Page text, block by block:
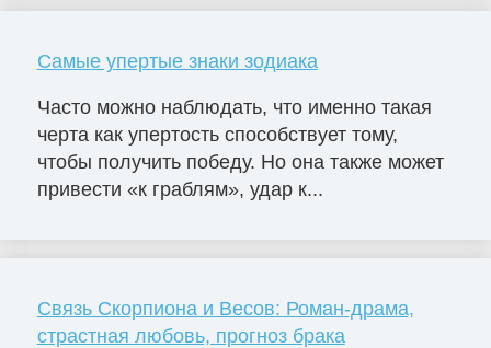
Самые упертые знаки зодиака
Часто можно наблюдать, что именно такая
черта как упертость способствует тому,
чтобы получить победу. Но она также может
привести «к граблям», удар к...
Связь Скорпиона и Весов: Роман-драма,
страстная любовь, прогноз брака